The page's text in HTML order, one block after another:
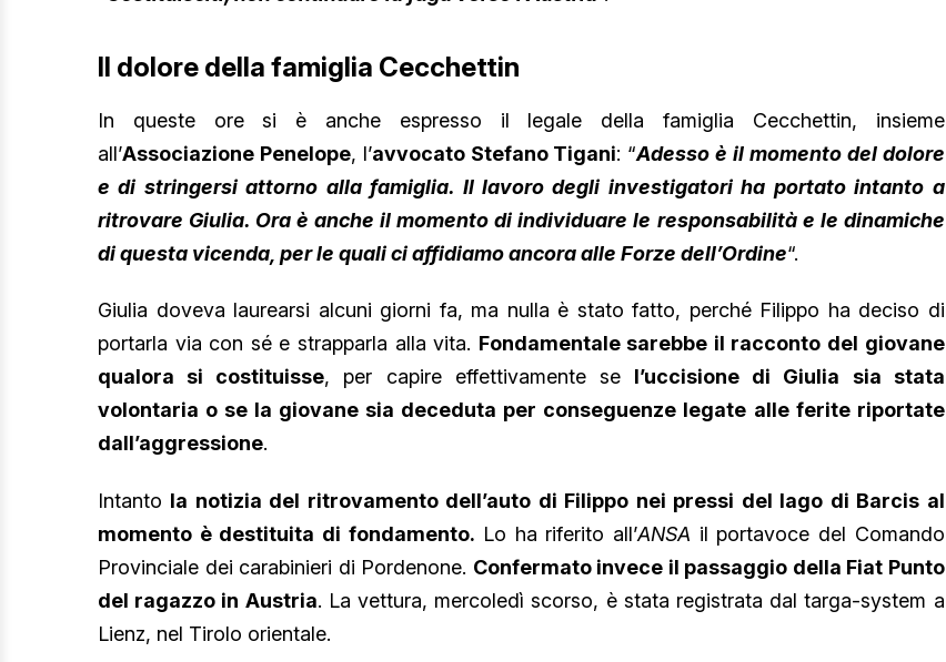
Il dolore della famiglia Cecchettin
In queste ore si è anche espresso il legale della famiglia Cecchettin, insieme
all’Associazione Penelope, l’avvocato Stefano Tigani: “Adesso è il momento del dolore
e di stringersi attorno alla famiglia. Il lavoro degli investigatori ha portato intanto a
ritrovare Giulia. Ora è anche il momento di individuare le responsabilità e le dinamiche
di questa vicenda, per le quali ci affidiamo ancora alle Forze dell’Ordine“.
Giulia doveva laurearsi alcuni giorni fa, ma nulla è stato fatto, perché Filippo ha deciso di
portarla via con sé e strapparla alla vita. Fondamentale sarebbe il racconto del giovane
qualora si costituisse, per capire effettivamente se l’uccisione di Giulia sia stata
volontaria o se la giovane sia deceduta per conseguenze legate alle ferite riportate
dall’aggressione.
Intanto la notizia del ritrovamento dell’auto di Filippo nei pressi del lago di Barcis al
momento è destituita di fondamento. Lo ha riferito all’ANSA il portavoce del Comando
Provinciale dei carabinieri di Pordenone. Confermato invece il passaggio della Fiat Punto
del ragazzo in Austria. La vettura, mercoledì scorso, è stata registrata dal targa-system a
Lienz, nel Tirolo orientale.